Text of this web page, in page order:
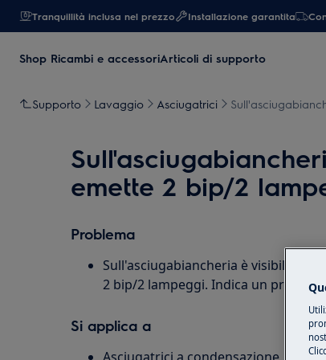
Tranquillità inclusa nel prezzo Installazione garantita
Shop Ricambi e accessoriArticoli di supporto
Supporto Lavaggio Asciugatrici
emette 2 bip/2
Problema
Sull'asciugabiancheria è visibile il
2 bip/2 lampeggi. Indica un
Si applica a